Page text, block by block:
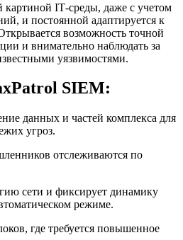
картиной IT-среды, даже с учетом
и постоянной адаптируется к
возможность точной
и внимательно наблюдать за
уязвимостями.
SIEM:
данных и частей комплекса для
угроз.
отслеживаются по
сети и фиксирует динамику
режиме.
где требуется повышенное